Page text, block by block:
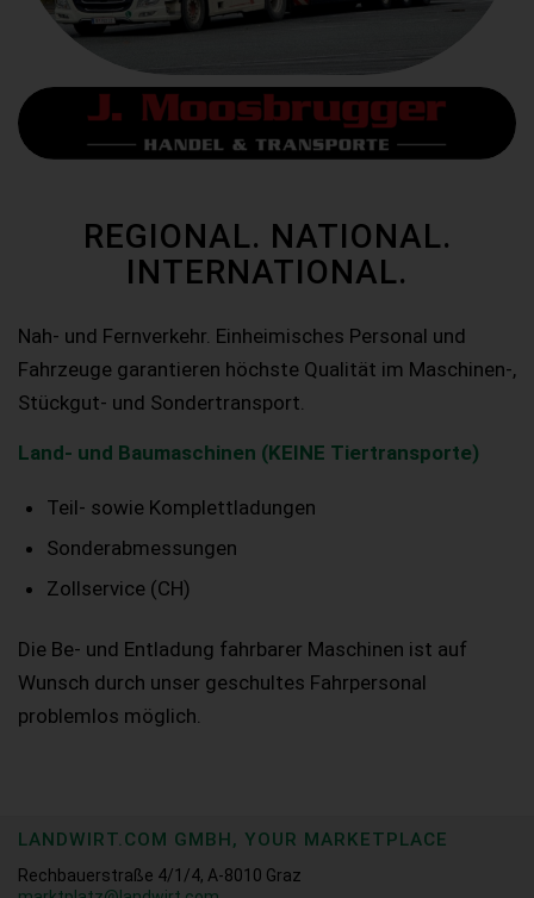
REGIONAL. NATIONAL.
INTERNATIONAL.
Nah- und Fernverkehr. Einheimisches Personal und
Fahrzeuge garantieren höchste Qualität im Maschinen-,
Stückgut- und Sondertransport.
Land- und Baumaschinen (KEINE Tiertransporte)
Teil- sowie Komplettladungen
Sonderabmessungen
Zollservice (CH)
Die Be- und Entladung fahrbarer Maschinen ist auf
Wunsch durch unser geschultes Fahrpersonal
problemlos möglich.
LANDWIRT.COM GMBH, YOUR MARKETPLACE
Rechbauerstraße 4/1/4, A-8010 Graz